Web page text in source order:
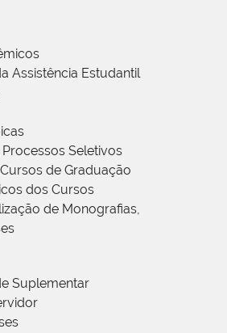
Assistência Estudantil
Seletivos
de Graduação
dos Cursos
de Monografias,
Suplementar